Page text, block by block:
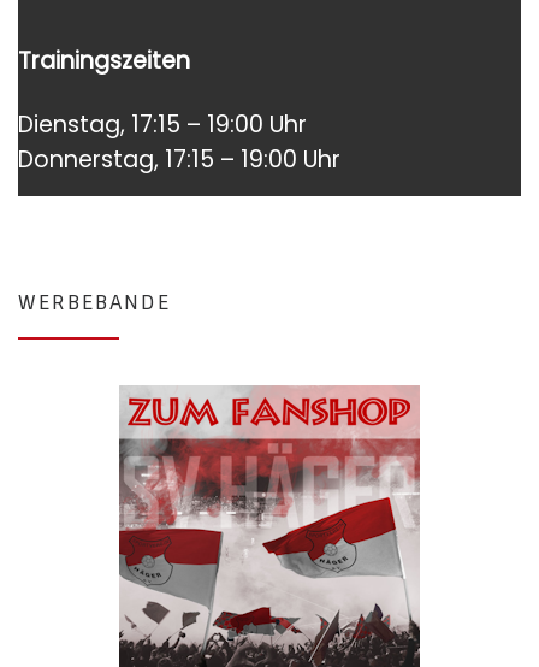
Trainingszeiten
Dienstag, 17:15 – 19:00 Uhr
Donnerstag, 17:15 – 19:00 Uhr
WERBEBANDE